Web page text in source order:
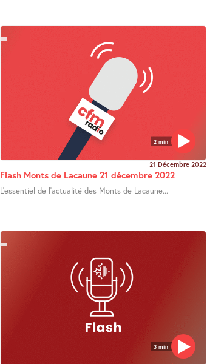
2 min
21 Décembre 2022
Flash Monts de Lacaune 21 décembre 2022
L’essentiel de l’actualité des Monts de Lacaune...
3 min